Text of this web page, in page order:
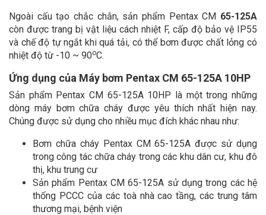
Ngoài cấu tạo chắc chắn, sản phẩm Pentax CM 65-125A
còn được trang bị vật liệu cách nhiệt F, cấp độ bảo vệ IP55
và chế độ tự ngắt khi quá tải, có thể bơm được chất lỏng có
nhiệt độ từ -10 ~ 90oC.
Ứng dụng của Máy bơm Pentax CM 65-125A 10HP
Sản phẩm Pentax CM 65-125A 10HP là một trong những
dòng máy bơm chữa cháy được yêu thích nhất hiện nay.
Chúng được sử dụng cho nhiều mục đích khác nhau như:
Bơm chữa cháy Pentax CM 65-125A được sử dụng
trong công tác chữa cháy trong các khu dân cư, khu đô
thị, khu trung cư
Sản phẩm Pentax CM 65-125A sử dụng trong các hệ
thống PCCC của các toà nhà cao tầng, các trung tâm
thương mại, bệnh viện